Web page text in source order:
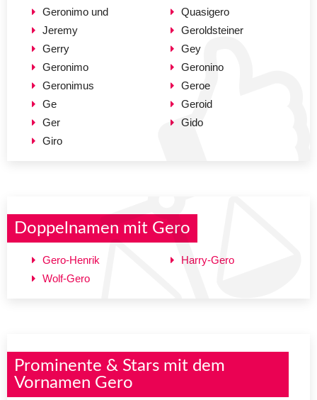
Geronimo und
Jeremy
Gerry
Geronimo
Geronimus
Ge
Ger
Giro
Quasigero
Geroldsteiner
Gey
Geronino
Geroe
Geroid
Gido
Doppelnamen mit Gero
Gero-Henrik
Wolf-Gero
Harry-Gero
Prominente & Stars mit dem
Vornamen Gero